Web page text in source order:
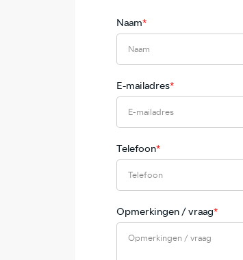
Naam*
E-mailadres*
Telefoon*
Opmerkingen / vraag*